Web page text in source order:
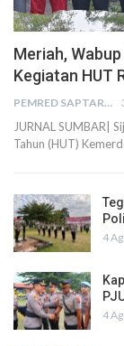
Meriah,
Kegiatan HUT
PEMRED SAPTARIUS
JURNAL SUMBAR|
Tahun (HUT)
4
4